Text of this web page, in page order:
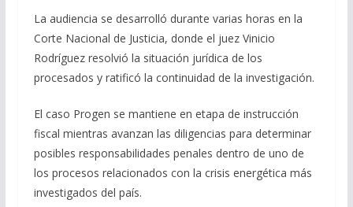
La audiencia se desarrolló durante varias horas en la
Corte Nacional de Justicia, donde el juez Vinicio
Rodríguez resolvió la situación jurídica de los
procesados y ratificó la continuidad de la investigación.
El caso Progen se mantiene en etapa de instrucción
fiscal mientras avanzan las diligencias para determinar
posibles responsabilidades penales dentro de uno de
los procesos relacionados con la crisis energética más
investigados del país.